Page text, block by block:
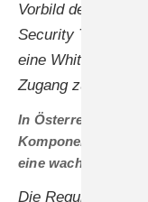
Vorbild der „5G
Security Toolbox“
eine Whitelist von
Zugang zur
In Österreich gibt
Komponenten aus
eine wachsende
Die Regularien